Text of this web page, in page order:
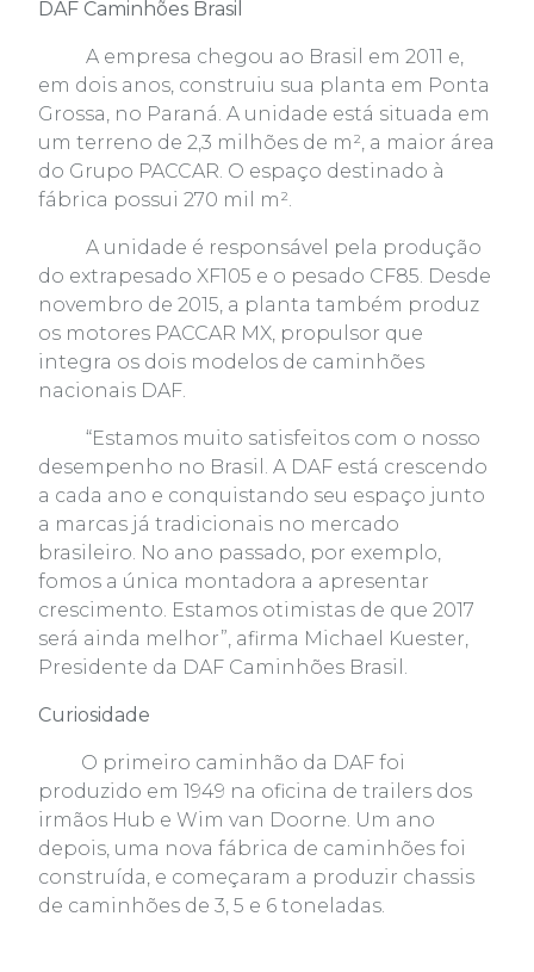
DAF Caminhões Brasil
A empresa chegou ao Brasil em 2011 e,
em dois anos, construiu sua planta em Ponta
Grossa, no Paraná. A unidade está situada em
um terreno de 2,3 milhões de m², a maior área
do Grupo PACCAR. O espaço destinado à
fábrica possui 270 mil m².
A unidade é responsável pela produção
do extrapesado XF105 e o pesado CF85. Desde
novembro de 2015, a planta também produz
os motores PACCAR MX, propulsor que
integra os dois modelos de caminhões
nacionais DAF.
“Estamos muito satisfeitos com o nosso
desempenho no Brasil. A DAF está crescendo
a cada ano e conquistando seu espaço junto
a marcas já tradicionais no mercado
brasileiro. No ano passado, por exemplo,
fomos a única montadora a apresentar
crescimento. Estamos otimistas de que 2017
será ainda melhor”, afirma Michael Kuester,
Presidente da DAF Caminhões Brasil.
Curiosidade
O primeiro caminhão da DAF foi
produzido em 1949 na oficina de trailers dos
irmãos Hub e Wim van Doorne. Um ano
depois, uma nova fábrica de caminhões foi
construída, e começaram a produzir chassis
de caminhões de 3, 5 e 6 toneladas.